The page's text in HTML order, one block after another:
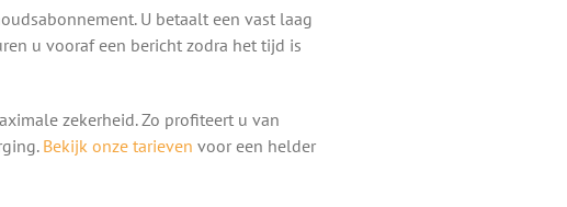
U betaalt een vast laag
u vooraf een bericht zodra het tijd is
zekerheid. Zo profiteert u van
Bekijk onze tarieven voor een helder